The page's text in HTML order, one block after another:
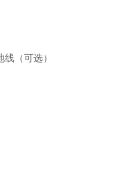
（可选）